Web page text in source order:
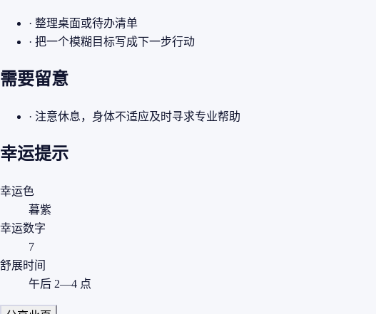
· 整理桌面或待办清单
· 把一个模糊目标写成下一步行动
需要留意
· 注意休息，身体不适应及时寻求专业帮助
幸运提示
幸运色
暮紫
幸运数字
7
舒展时间
午后 2—4 点